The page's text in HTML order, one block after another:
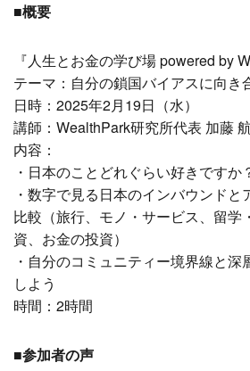
■概要
『人生とお金の学び場 powered by
テーマ：自分の鎖国バイアスに向き
日時：2025年2月19日（水）
講師：WealthPark研究所代表 加藤
内容：
・日本のことどれぐらい好きですか
・数字で見る日本のインバウンド
比較（旅行、モノ・サービス、留学
資、お金の投資）
・自分のコミュニティー境界線と
しよう
時間：2時間
■参加者の声